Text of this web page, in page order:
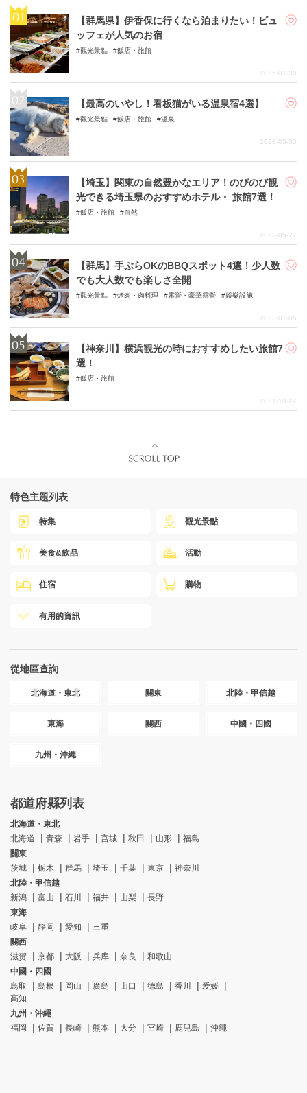
【群馬県】伊香保に行くなら泊まりたい！ビュ
ッフェが人気のお宿
觀光景點 飯店・旅館
2025-01-30
【最高のいやし！看板猫がいる温泉宿4選】
觀光景點 飯店・旅館 溫泉
2023-05-30
【埼玉】関東の自然豊かなエリア！のびのび観
光できる埼玉県のおすすめホテル・ 旅館7選！
飯店・旅館 自然
2022-05-27
【群馬】手ぶらOKのBBQスポット4選！少人数
でも大人数でも楽しさ全開
觀光景點 烤肉・肉料理 露營・豪華露營 娛樂設施
2023-07-05
【神奈川】横浜観光の時におすすめしたい旅館7
選！
飯店・旅館
2021-10-27
特色主題列表
特集 觀光景點
美食&飲品 活動
住宿 購物
有用的資訊
從地區查詢
北海道・東北 關東 北陸・甲信越
東海 關西 中國・四國
九州・沖繩
都道府縣列表
北海道・東北
北海道
青森 岩手 宫城 秋田 山形
福島
關東
茨城
栃木 群馬 埼玉 千葉 東京
神奈川
北陸・甲信越
新潟
富山 石川 福井 山梨
長野
東海
岐阜
靜岡 愛知
三重
關西
滋贺
京都 大阪 兵库 奈良
和歌山
中國・四國
鳥取
島根 岡山 廣島 山口 德島 香川
爱媛
高知
九州・沖繩
福岡
佐賀 長崎 熊本 大分 宮崎 鹿兒島 沖繩